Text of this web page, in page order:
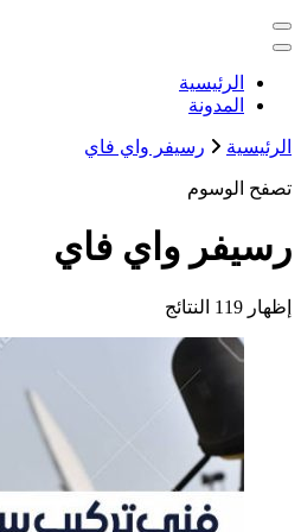
التجاوز
إلى
الكويت
خدمات منزلية بالكويت شراء بيع
الرئيسية
المدونة
الرئيسية رسيفر واي فاي
تصفح الوسوم
رسيفر واي فاي
إظهار 119 النتائج